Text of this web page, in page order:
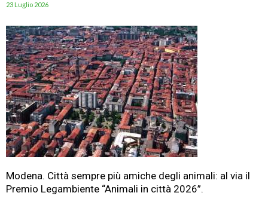
23 Luglio 2026
Modena. Città sempre più amiche degli animali: al via il
Premio Legambiente “Animali in città 2026”.